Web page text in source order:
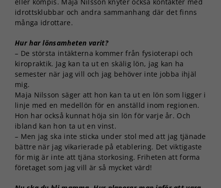
idrottsklubbar och andra sammanhang där det finns
många idrottare.
Hur har lönsamheten varit?
– De största intäkterna kommer från fysioterapi och
kiropraktik. Jag kan ta ut en skälig lön, jag kan ha
semester när jag vill och jag behöver inte jobba ihjäl
mig.
Maja Nilsson säger att hon kan ta ut en lön som ligger i
linje med en medellön för en anställd inom regionen.
Hon har också kunnat höja sin lön för varje år. Och
ibland kan hon ta ut en vinst.
– Men jag ska inte sticka under stol med att jag tjänade
bättre när jag vikarierade på etablering. Det viktigaste
för mig är inte att tjäna storkosing. Friheten att forma
företaget som jag vill är så mycket värd!